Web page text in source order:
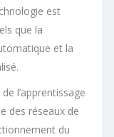
est
que la
et la
l’apprentissage
des réseaux de
du